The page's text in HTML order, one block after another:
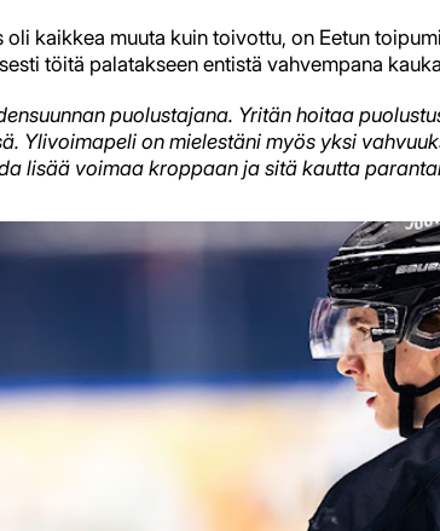
kaikkea muuta kuin toivottu, on Eetun
töitä palatakseen entistä vahvempana
puolustajana. Yritän hoitaa
Ylivoimapeli on mielestäni myös yksi
lisää voimaa kroppaan ja sitä kautta